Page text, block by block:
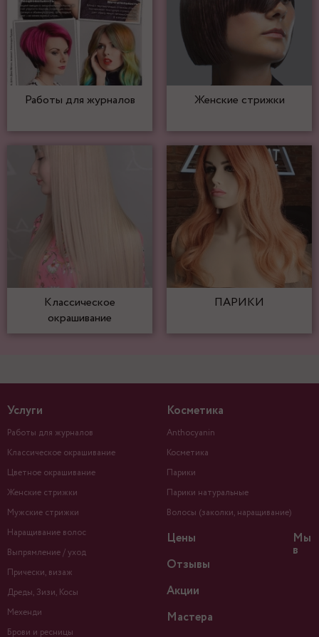
Работы для журналов Женские стрижки
Классическое
окрашивание
ПАРИКИ
Услуги
Работы для журналов
Классическое окрашивание
Цветное окрашивание
Женские стрижки
Мужские стрижки
Наращивание волос
Выпрямление / уход
Прически, визаж
Дреды, Зизи, Косы
Мехенди
Брови и ресницы
Косметика
Anthocyanin
Косметика
Парики
Парики натуральные
Волосы (заколки, наращивание)
Цены
Отзывы
Акции
Мастера
Мы
в